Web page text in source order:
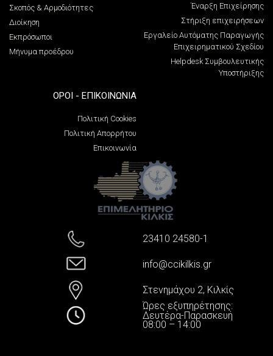
Σκοπός & Αρμοδιότητες
Διοίκηση
Εκπρόσωποι
Μήνυμα προέδρου
Έναρξη Επιχείρησης
Στήριξη επιχειρήσεων
Εργαλείο Αυτόματης Παραγωγής
Επιχειρηματικού Σχεδίου
Helpdesk Συμβουλευτικής
Υποστήριξης
ΌΡΟΙ - ΕΠΙΚΟΙΝΩΝΊΑ
Πολιτική Cookies
Πολιτική Απορρήτου
Επικοινωνία
23410 24580-1
info@ccikilkis.gr
Στενημάχου 2, Κιλκίς
Ώρες εξυπηρέτησης:
Δευτέρα-Παρασκευή
08:00 – 14:00